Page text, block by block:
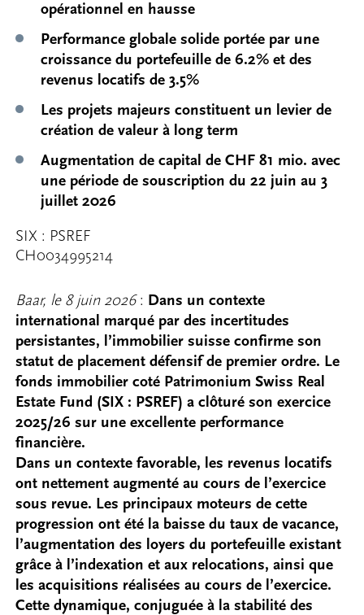
opérationnel en hausse
Performance globale solide portée par une
croissance du portefeuille de 6.2% et des
revenus locatifs de 3.5%
Les projets majeurs constituent un levier de
création de valeur à long term
Augmentation de capital de CHF 81 mio. avec
une période de souscription du 22 juin au 3
juillet 2026
SIX : PSREF
CH0034995214
Baar, le 8 juin 2026: Dans un contexte
international marqué par des incertitudes
persistantes, l’immobilier suisse confirme son
statut de placement défensif de premier ordre. Le
fonds immobilier coté Patrimonium Swiss Real
Estate Fund (SIX : PSREF) a clôturé son exercice
2025/26 sur une excellente performance
financière.
Dans un contexte favorable, les revenus locatifs
ont nettement augmenté au cours de l’exercice
sous revue. Les principaux moteurs de cette
progression ont été la baisse du taux de vacance,
l’augmentation des loyers du portefeuille existant
grâce à l’indexation et aux relocations, ainsi que
les acquisitions réalisées au cours de l’exercice.
Cette dynamique, conjuguée à la stabilité des